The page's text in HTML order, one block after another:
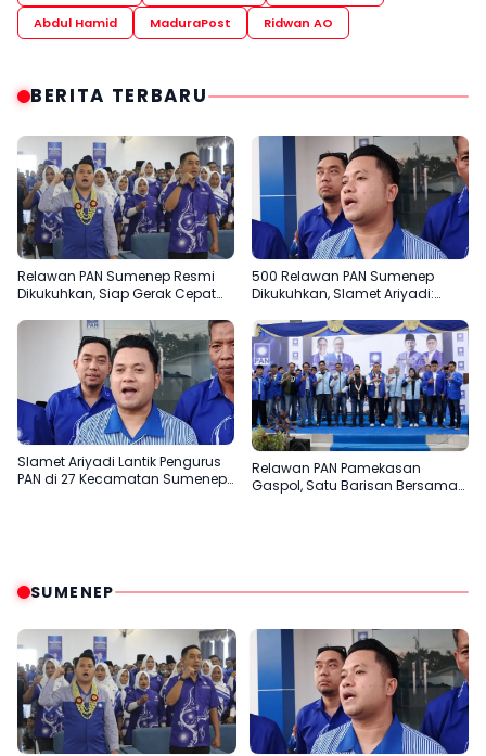
Abdul Hamid
MaduraPost Ridwan AO
BERITA TERBARU
Relawan PAN Sumenep Resmi
Dikukuhkan, Siap Gerak Cepat
500 Relawan PAN Sumenep
Dikukuhkan, Slamet Ariyadi:
Slamet Ariyadi Lantik Pengurus
PAN di 27 Kecamatan Sumenep,
Relawan PAN Pamekasan
Gaspol, Satu Barisan Bersama
SUMENEP